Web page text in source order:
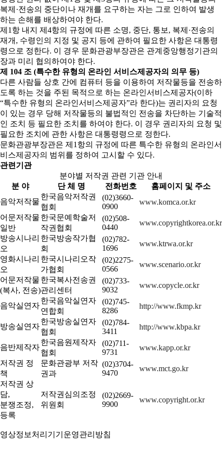
복제·전송의 중단이나 재개를 요구하는 자는 그로 인하여 발생
하는 손해를 배상하여야 한다.
제1항 내지 제4항의 규정에 따른 소명, 중단, 통보, 복제·전송의
재개, 수령인의 지정 및 공지 등에 관하여 필요한 사항은 대통령
령으로 정한다. 이 경우 문화관광부장관은 관계중앙행정기관의
장과 미리 협의하여야 한다.
제 104 조 (특수한 유형의 온라인 서비스제공자의 의무 등)
다른 사람들 상호 간에 컴퓨터 등을 이용하여 저작물등을 전송하
도록 하는 것을 주된 목적으로 하는 온라인서비스제공자(이하
“특수한 유형의 온라인서비스제공자”라 한다)는 권리자의 요청
이 있는 경우 당해 저작물등의 불법적인 전송을 차단하는 기술적
인 조치 등 필요한 조치를 하여야 한다. 이 경우 권리자의 요청 및
필요한 조치에 관한 사항은 대통령령으로 정한다.
문화관광부장관은 제1항의 규정에 따른 특수한 유형의 온라인서
비스제공자의 범위를 정하여 고시할 수 있다.
관련기관
분야별 저작권 관련 기관 안내
분 야
단 체 명 전화번호
홈페이지 및 주소
음악저작물
한국음악저작권
협회
(02)3660-
0900
www.komca.or.kr
어문저작물
일반
한국문예학술저
작권협회
(02)508-
0440
www.copyrightkorea.or.kr
방송시나리
오
한국방송작가협
회
(02)782-
1696
www.ktrwa.or.kr
영화시나리
오
한국시나리오작
가협회
(02)2275-
0566
www.scenario.or.kr
어문저작물
(복사, 전송)
한국복사전송권
관리센터
(02)733-
9032
www.copycle.or.kr
음악실연자
한국음악실연자
연합회
(02)745-
8286
http://www.fkmp.kr
방송실연자
한국방송실연자
협회
(02)784-
3411
http://www.kbpa.kr
음반제작자
한국음원제작자
협회
(02)711-
9731
www.kapp.or.kr
저작권 정
책
문화관광부 저작
권과
(02)3704-
9470
www.mct.go.kr
저작권 상
담,
분쟁조정,
등록
저작권심의조정
위원회
(02)2669-
9900
www.copyright.or.kr
영상정보처리기기운영관리방침